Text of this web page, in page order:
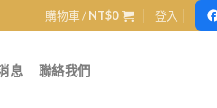
購物車 /NT$0 登入
息 聯絡我們